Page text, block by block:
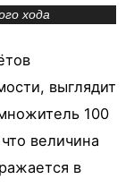
хода
выглядит
100
величина
в